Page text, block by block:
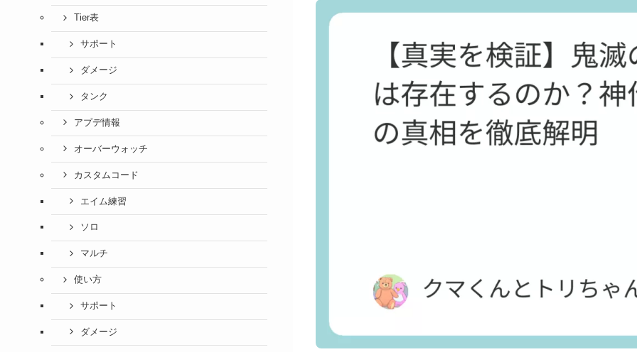
Tier表
サポート
ダメージ
タンク
アプデ情報
オーバーウォッチ
カスタムコード
エイム練習
ソロ
マルチ
使い方
サポート
ダメージ